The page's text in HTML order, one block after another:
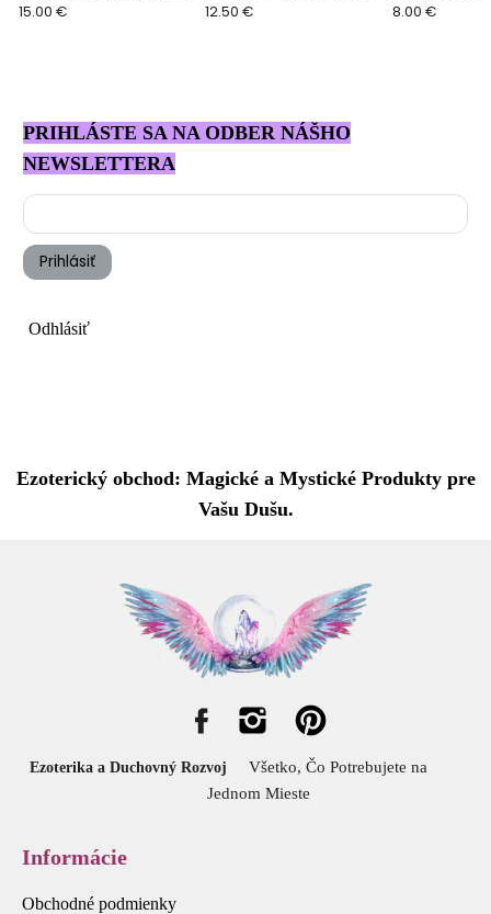
- prívesok /12cm/
15.00 € 12.50 €
Infinity
8.00 €
PRIHLÁSTE SA NA ODBER NÁŠHO
NEWSLETTERA
Prihlásiť
Odhlásiť
Ezoterický obchod: Magické a Mystické Produkty pre
Vašu Dušu.
Ezoterika a Duchovný Rozvoj
Všetko, Čo Potrebujete na
Jednom Mieste
Informácie
Obchodné podmienky